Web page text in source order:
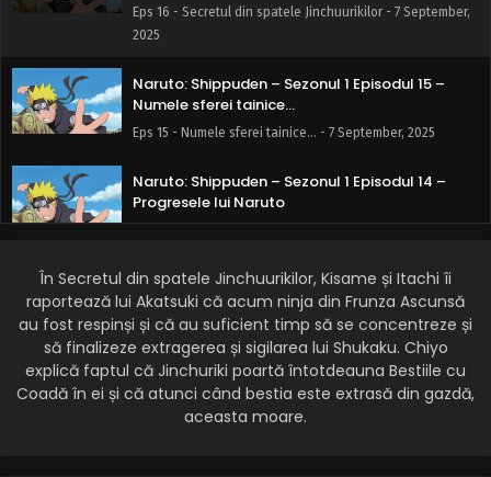
Eps 16 - Secretul din spatele Jinchuurikilor - 7 September,
2025
Naruto: Shippuden – Sezonul 1 Episodul 15 –
Numele sferei tainice…
Eps 15 - Numele sferei tainice… - 7 September, 2025
Naruto: Shippuden – Sezonul 1 Episodul 14 –
Progresele lui Naruto
Naruto: Shippuden – Sezonul 1 Episodul 13 –
Întâlnirile destinului
Eps 13 - Întâlnirile destinului - 7 September, 2025
Naruto: Shippuden – Sezonul 1 Episodul 12 –
Hotărârea bătrânei la pensie
Eps 12 - Hotărârea bătrânei la pensie - 7 September, 2025
În Secretul din spatele Jinchuurikilor, Kisame și Itachi îi
raportează lui Akatsuki că acum ninja din Frunza Ascunsă
au fost respinși și că au suficient timp să se concentreze și
să finalizeze extragerea și sigilarea lui Shukaku. Chiyo
explică faptul că Jinchuriki poartă întotdeauna Bestiile cu
Coadă în ei și că atunci când bestia este extrasă din gazdă,
aceasta moare.